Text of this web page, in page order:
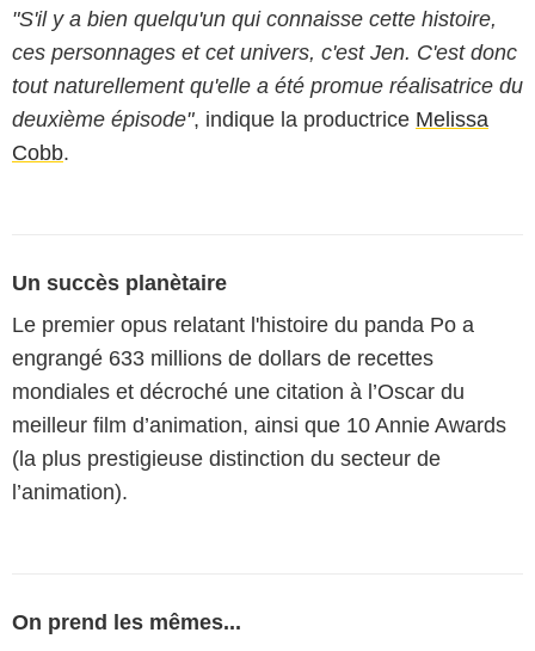
"S'il y a bien quelqu'un qui connaisse cette histoire,
ces personnages et cet univers, c'est Jen. C'est donc
tout naturellement qu'elle a été promue réalisatrice du
deuxième épisode", indique la productrice Melissa
Cobb.
Un succès planètaire
Le premier opus relatant l'histoire du panda Po a
engrangé 633 millions de dollars de recettes
mondiales et décroché une citation à l’Oscar du
meilleur film d’animation, ainsi que 10 Annie Awards
(la plus prestigieuse distinction du secteur de
l’animation).
On prend les mêmes...